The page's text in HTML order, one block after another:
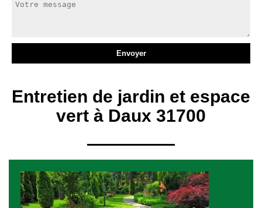
Entretien de jardin et espace
vert à Daux 31700